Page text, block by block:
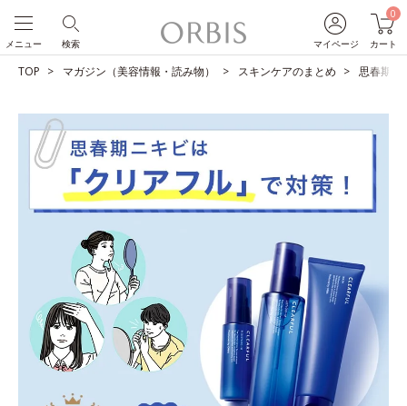
マイページ
0
カート
検索
メニュー
TOP マガジン（美容情報・読み物） スキンケアのまとめ 思春期ニ